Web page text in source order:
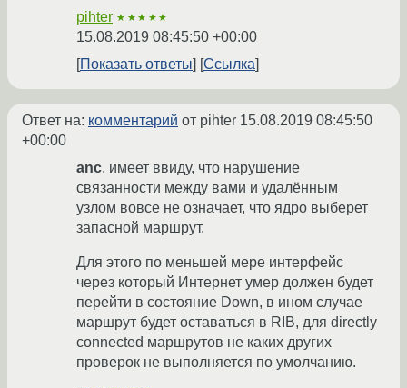
pihter ★★★★★
15.08.2019 08:45:50 +00:00
Показать ответы
Ссылка
Ответ на: комментарий от pihter 15.08.2019 08:45:50
+00:00
anc, имеет ввиду, что нарушение
связанности между вами и удалённым
узлом вовсе не означает, что ядро выберет
запасной маршрут.
Для этого по меньшей мере интерфейс
через который Интернет умер должен будет
перейти в состояние Down, в ином случае
маршрут будет оставаться в RIB, для directly
connected маршрутов не каких других
проверок не выполняется по умолчанию.